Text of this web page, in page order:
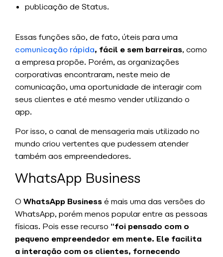
publicação de Status.
Essas funções são, de fato, úteis para uma
comunicação rápida, fácil e sem barreiras, como
a empresa propõe. Porém, as organizações
corporativas encontraram, neste meio de
comunicação, uma oportunidade de interagir com
seus clientes e até mesmo vender utilizando o
app.
Por isso, o canal de mensageria mais utilizado no
mundo criou vertentes que pudessem atender
também aos empreendedores.
WhatsApp Business
O WhatsApp Businessé mais uma das versões do
WhatsApp, porém menos popular entre as pessoas
físicas. Pois esse recurso “foi pensado com o
pequeno empreendedor em mente. Ele facilita
a interação com os clientes, fornecendo